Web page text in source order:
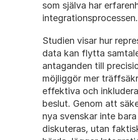
som själva har
integrationsprocessen.
Studien visar hur
data kan flytta
antaganden till
möjliggör mer
effektiva och
beslut. Genom att
nya svenskar inte bara
diskuteras, utan